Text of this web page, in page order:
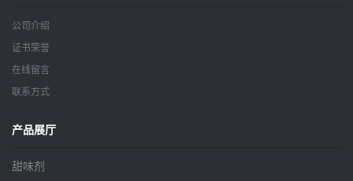
公司介绍
证书荣誉
在线留言
联系方式
产品展厅
甜味剂